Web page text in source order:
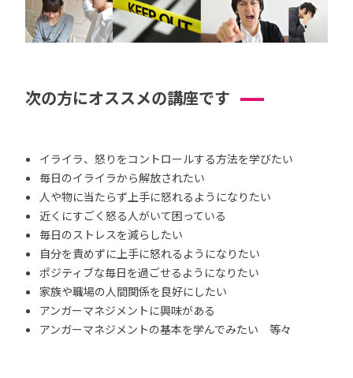
次の方にオススメの講座です
イライラ、怒りをコントロールする方法を学びたい
毎日のイライラから解放されたい
人や物に当たらず上手に怒れるようになりたい
近くにすごく怒る人がいて困っている
毎日のストレスを減らしたい
自分を責めずに上手に怒れるようになりたい
ポジティブな毎日を過ごせるようになりたい
家族や職場の人間関係を良好にしたい
アンガーマネジメントに興味がある
アンガーマネジメントの基本を学んでみたい 等々